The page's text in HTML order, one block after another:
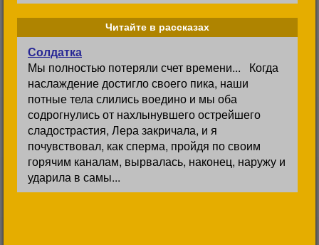
Читайте в рассказах
Солдатка
Мы полностью потеряли счет времени... Когда
наслаждение достигло своего пика, наши
потные тела слились воедино и мы оба
содрогнулись от нахлынувшего острейшего
сладострастия, Лера закричала, и я
почувствовал, как сперма, пройдя по своим
горячим каналам, вырвалась, наконец, наружу и
ударила в самы...